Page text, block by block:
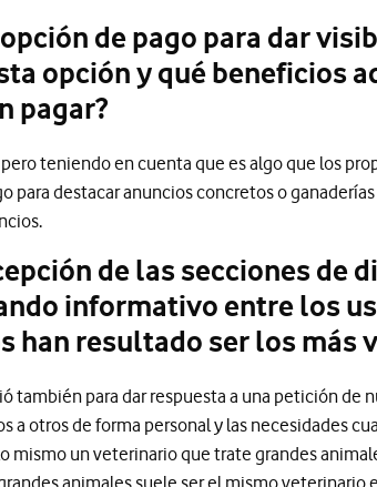
de pago para dar
opción y qué beneficios
pagar?
teniendo en cuenta que es algo que los
para destacar anuncios concretos o
de las secciones de
informativo entre los
han resultado ser los más
también para dar respuesta a una petición de
a otros de forma personal y las necesidades
mismo un veterinario que trate grandes
animales suele ser el mismo veterinario